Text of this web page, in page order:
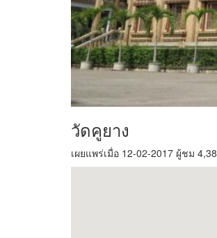
วัดคูยาง
เผยแพร่เมื่อ 12-02-2017 ผู้ชม